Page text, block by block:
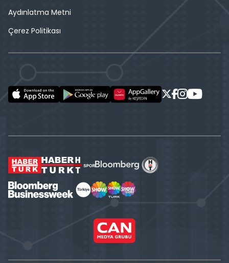
Aydınlatma Metni
Çerez Politikası